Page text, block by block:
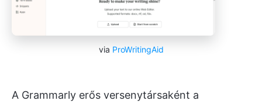
via ProWritingAid
A Grammarly erős versenytársaként a